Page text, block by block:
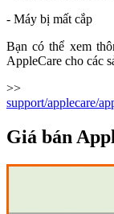
- Máy bị mất cắp
Bạn có thể xem
AppleCare cho các
support/applecare/
Giá bán